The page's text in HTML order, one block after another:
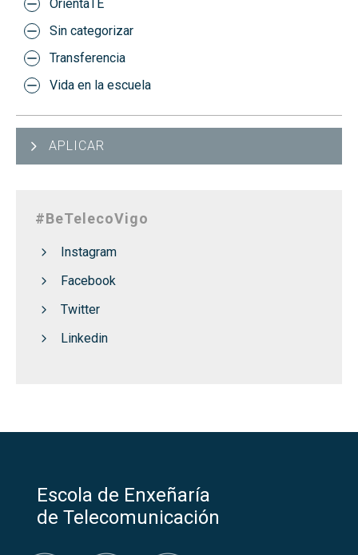
OrientaTE
Sin categorizar
Transferencia
Vida en la escuela
APLICAR
#BeTelecoVigo
Instagram
Facebook
Twitter
Linkedin
Escola de Enxeñaría
de Telecomunicación